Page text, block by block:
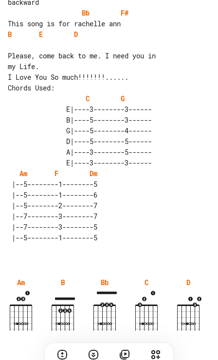
Bb
F#
B
E D
Please, come back to me. I need you in
my Life.
Chords Used:
C
G
Am
F
Dm
Am B Bb C D